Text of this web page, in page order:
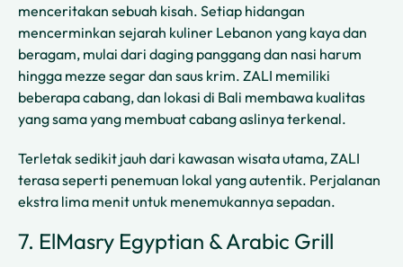
menceritakan sebuah kisah. Setiap hidangan
mencerminkan sejarah kuliner Lebanon yang kaya dan
beragam, mulai dari daging panggang dan nasi harum
hingga mezze segar dan saus krim. ZALI memiliki
beberapa cabang, dan lokasi di Bali membawa kualitas
yang sama yang membuat cabang aslinya terkenal. ​
Terletak sedikit jauh dari kawasan wisata utama, ZALI
terasa seperti penemuan lokal yang autentik. Perjalanan
ekstra lima menit untuk menemukannya sepadan.
7. ElMasry Egyptian & Arabic Grill